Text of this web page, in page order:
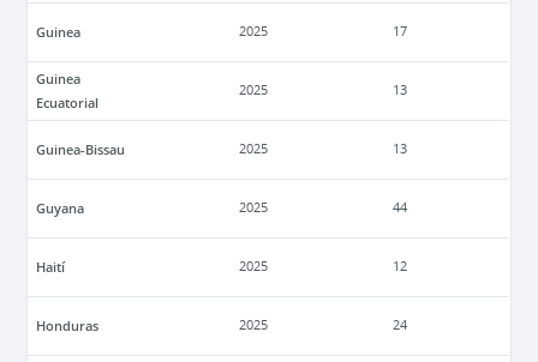
Guinea 2025 17
Guinea
Ecuatorial
2025 13
Guinea-Bissau 2025 13
Guyana 2025 44
Haití 2025 12
Honduras 2025 24